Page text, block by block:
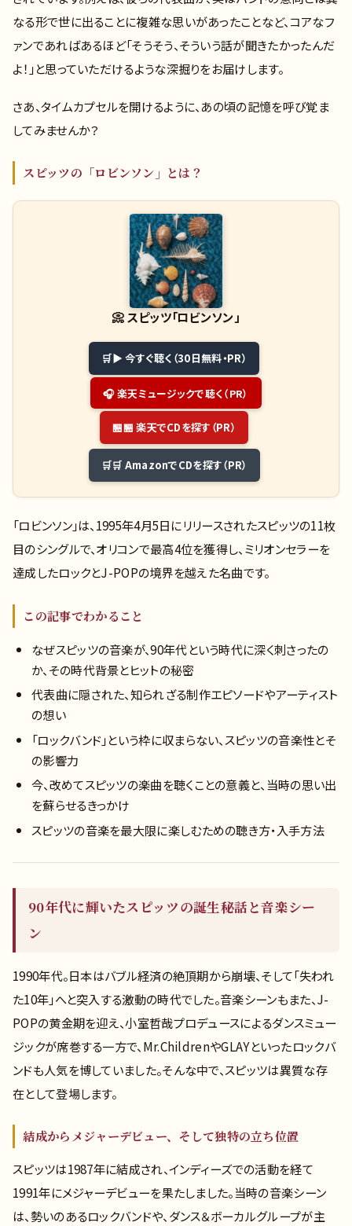
なる形で世に出ることに複雑な思いがあったことなど、コアなフ
ァンであればあるほど「そうそう、そういう話が聞きたかったんだ
よ！」と思っていただけるような深掘りをお届けします。
さあ、タイムカプセルを開けるように、あの頃の記憶を呼び覚ま
してみませんか？
スピッツの「ロビンソン」とは？
📀スピッツ「ロビンソン」
▶ 今すぐ聴く（30日無料・PR）
🎧 楽天ミュージックで聴く（PR）
🏪 楽天でCDを探す（PR）
🛒 AmazonでCDを探す（PR）
「ロビンソン」は、1995年4月5日にリリースされたスピッツの11枚
目のシングルで、オリコンで最高4位を獲得し、ミリオンセラーを
達成したロックとJ-POPの境界を越えた名曲です。
この記事でわかること
なぜスピッツの音楽が、90年代という時代に深く刺さったの
か、その時代背景とヒットの秘密
代表曲に隠された、知られざる制作エピソードやアーティスト
の想い
「ロックバンド」という枠に収まらない、スピッツの音楽性とそ
の影響力
今、改めてスピッツの楽曲を聴くことの意義と、当時の思い出
を蘇らせるきっかけ
スピッツの音楽を最大限に楽しむための聴き方・入手方法
90年代に輝いたスピッツの誕生秘話と音楽シー
ン
1990年代。日本はバブル経済の絶頂期から崩壊、そして「失われ
た10年」へと突入する激動の時代でした。音楽シーンもまた、J-
POPの黄金期を迎え、小室哲哉プロデュースによるダンスミュー
ジックが席巻する一方で、Mr.ChildrenやGLAYといったロックバ
ンドも人気を博していました。そんな中で、スピッツは異質な存
在として登場します。
結成からメジャーデビュー、そして独特の立ち位置
スピッツは1987年に結成され、インディーズでの活動を経て
1991年にメジャーデビューを果たしました。当時の音楽シーン
は、勢いのあるロックバンドや、ダンス＆ボーカルグループが主